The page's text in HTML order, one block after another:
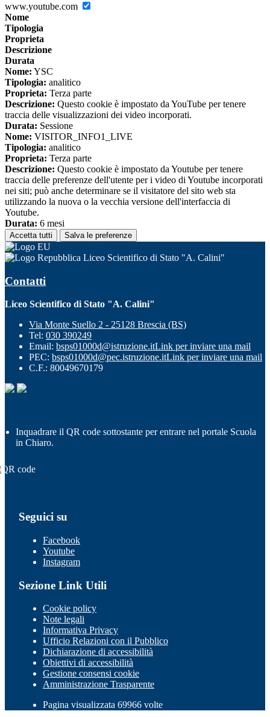
www.youtube.com
Nome
Tipologia
Proprieta
Descrizione
Durata
Nome: YSC
Tipologia: analitico
Proprieta: Terza parte
Descrizione: Questo cookie è impostato da YouTube per tenere
traccia delle visualizzazioni dei video incorporati.
Durata: Sessione
Nome: VISITOR_INFO1_LIVE
Tipologia: analitico
Proprieta: Terza parte
Descrizione: Questo cookie è impostato da Youtube per tenere
traccia delle preferenze dell'utente per i video di Youtube incorporati
nei siti; può anche determinare se il visitatore del sito web sta
utilizzando la nuova o la vecchia versione dell'interfaccia di
Youtube.
Durata: 6 mesi
Accetta tutti Salva le preferenze
Liceo Scientifico di Stato "A. Calini"
Contatti
Liceo Scientifico di Stato "A. Calini"
Via Monte Suello 2 - 25128 Brescia (BS)
Tel: 030 390249
Email: bsps01000d@istruzione.itLink per inviare una mail
PEC: bsps01000d@pec.istruzione.itLink per inviare una mail
C.F.: 80049670179
Inquadrare il QR code sottostante per entrare nel portale Scuola
in Chiaro.
Seguici su
Facebook
Youtube
Instagram
Sezione Link Utili
Cookie policy
Note legali
Informativa Privacy
Ufficio Relazioni con il Pubblico
Dichiarazione di accessibilità
Obiettivi di accessibilità
Gestione consensi cookie
Amministrazione Trasparente
Pagina visualizzata 69966 volte